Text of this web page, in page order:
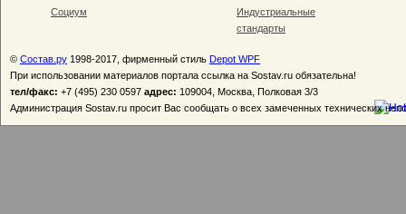
Социум
Индустриальные
стандарты
© Состав.ру 1998-2017, фирменный стиль Depot WPF
При использовании материалов портала ссылка на Sostav.ru обязательна!
тел/факс: +7 (495) 230 0597 адрес: 109004, Москва, Полковая 3/3
Администрация Sostav.ru просит Вас сообщать о всех замеченных технических